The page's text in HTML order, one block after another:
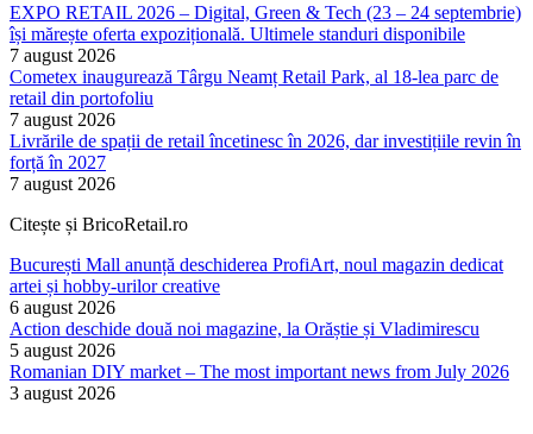
EXPO RETAIL 2026 – Digital, Green & Tech (23 – 24 septembrie)
își mărește oferta expozițională. Ultimele standuri disponibile
7 august 2026
Cometex inaugurează Târgu Neamț Retail Park, al 18-lea parc de
retail din portofoliu
7 august 2026
Livrările de spații de retail încetinesc în 2026, dar investițiile revin în
forță în 2027
7 august 2026
Citește și BricoRetail.ro
București Mall anunță deschiderea ProfiArt, noul magazin dedicat
artei și hobby-urilor creative
6 august 2026
Action deschide două noi magazine, la Orăștie și Vladimirescu
5 august 2026
Romanian DIY market – The most important news from July 2026
3 august 2026